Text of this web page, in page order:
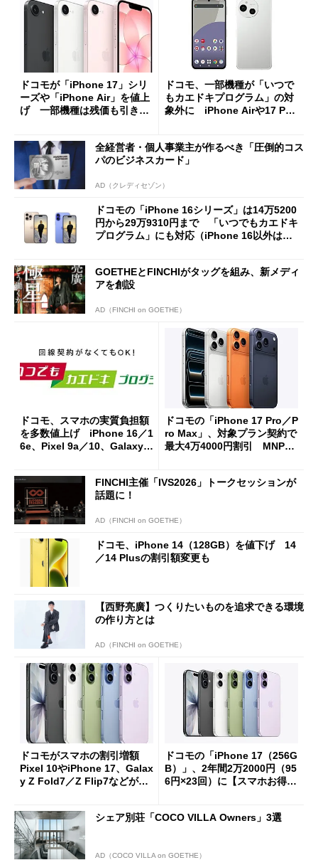
ドコモが「iPhone 17」シリ
ーズや「iPhone Air」を値上
げ 一部機種は残価も引き上
ドコモ、一部機種が「いつで
もカエドキプログラム」の対
象外に iPhone Airや17 Pro
全経営者・個人事業主が作るべき「圧倒的コス
パのビジネスカード」
AD（クレディセゾン）
ドコモの「iPhone 16シリーズ」は14万5200
円から29万9310円まで 「いつでもカエドキ
プログラム」にも対応（iPhone 16以外は
GOETHEとFINCHIがタッグを組み、新メディ
アを創設
AD（FINCHI on GOETHE）
ドコモ、スマホの実質負担額
を多数値上げ iPhone 16／1
6e、Pixel 9a／10、Galaxy S
ドコモの「iPhone 17 Pro／P
ro Max」、対象プラン契約で
最大4万4000円割引 MNPな
FINCHI主催「IVS2026」トークセッションが
話題に！
AD（FINCHI on GOETHE）
ドコモ、iPhone 14（128GB）を値下げ 14
／14 Plusの割引額変更も
【西野亮廣】つくりたいものを追求できる環境
の作り方とは
AD（FINCHI on GOETHE）
ドコモがスマホの割引増額
Pixel 10やiPhone 17、Galax
y Z Fold7／Z Flip7などがお
ドコモの「iPhone 17（256G
B）」、2年間2万2000円（95
6円×23回）に【スマホお得情
シェア別荘「COCO VILLA Owners」3選
AD（COCO VILLA on GOETHE）